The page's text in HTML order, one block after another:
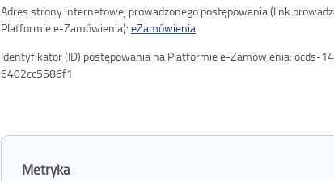
Adres strony internetowej prowadzonego postępowania (link
Platformie e-Zamówienia): eZamówienia
Identyfikator (ID) postępowania na Platformie e-Zamówienia:
6402cc5586f1
Metryka